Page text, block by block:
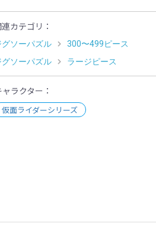
連カテゴリ
グソーパズル
300〜499ピース
グソーパズル
ラージピース
ャラクター
仮面ライダーシリーズ